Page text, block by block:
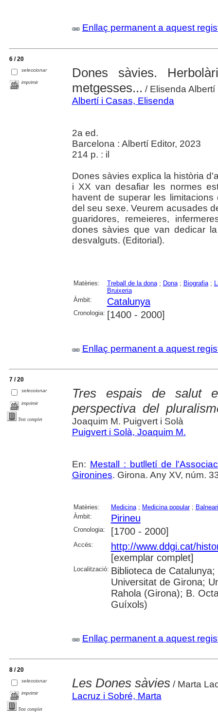
Enllaç permanent a aquest
6 / 20
seleccionar
imprimir
Dones sàvies.
metgesses... / Elisenda Albertí
Albertí i Casas, Elisenda
2a ed.
Barcelona : Albertí Editor, 2023
214 p. : il
Dones sàvies explica la història
i XX van desafiar les normes
havent de superar les
del seu sexe. Veurem acusades
guaridores, remeieres,
dones sàvies que van dedicar
desvalguts. (Editorial).
Matèries: Treball de la dona; Dona; Biografia;
Bruixeria
Àmbit:
Catalunya
Cronologia: [1400 - 2000]
Enllaç permanent a aquest
7 / 20
seleccionar
imprimir
Text complet
Tres espais de salut
perspectiva del
Joaquim M. Puigvert i Solà
Puigvert i Solà, Joaquim M.
En: Mestall : butlletí de
Gironines. Girona. Any XV, núm.
Matèries: Medicina; Medicina popular;
Àmbit:
Pirineu
Cronologia: [1700 - 2000]
Accés:
http://www.ddgi.cat/
[exemplar complet]
Localització: Biblioteca de
Universitat de Girona;
Rahola (Girona); B.
Guíxols)
Enllaç permanent a aquest
8 / 20
seleccionar
imprimir
Text complet
Les Dones sàvies/ Marta
Lacruz i Sobré, Marta